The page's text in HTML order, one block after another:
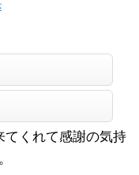
てくれて感謝の気持